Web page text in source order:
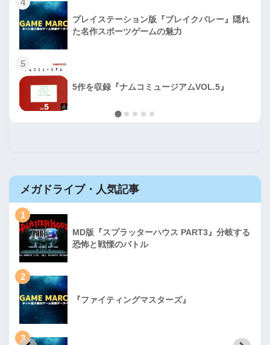
4
プレイステーション版『ブレイクバレー』隠れ
た名作スポーツゲームの魅力
5
5作を収録『ナムコミュージアムVOL.5』
メガドライブ・人気記事
1
MD版『スプラッターハウス PART3』分岐する
恐怖と戦慄のバトル
2
『ファイティングマスターズ』
3